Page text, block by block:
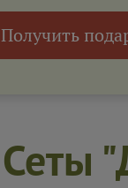
Получить
Сеты